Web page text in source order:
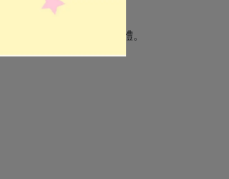
讓獅子國王漸漸融入群體。